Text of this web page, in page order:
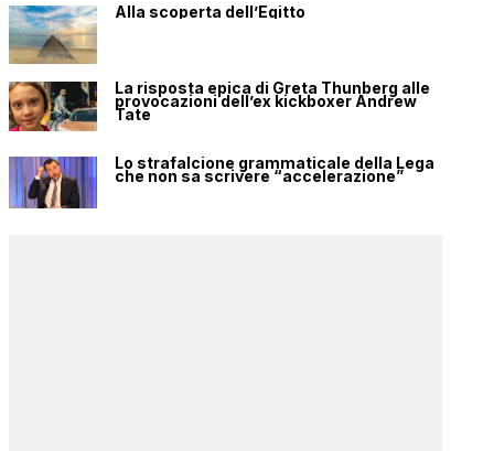
Alla scoperta dell’Egitto
La risposta epica di Greta Thunberg alle
provocazioni dell’ex kickboxer Andrew
Tate
Lo strafalcione grammaticale della Lega
che non sa scrivere “accelerazione”